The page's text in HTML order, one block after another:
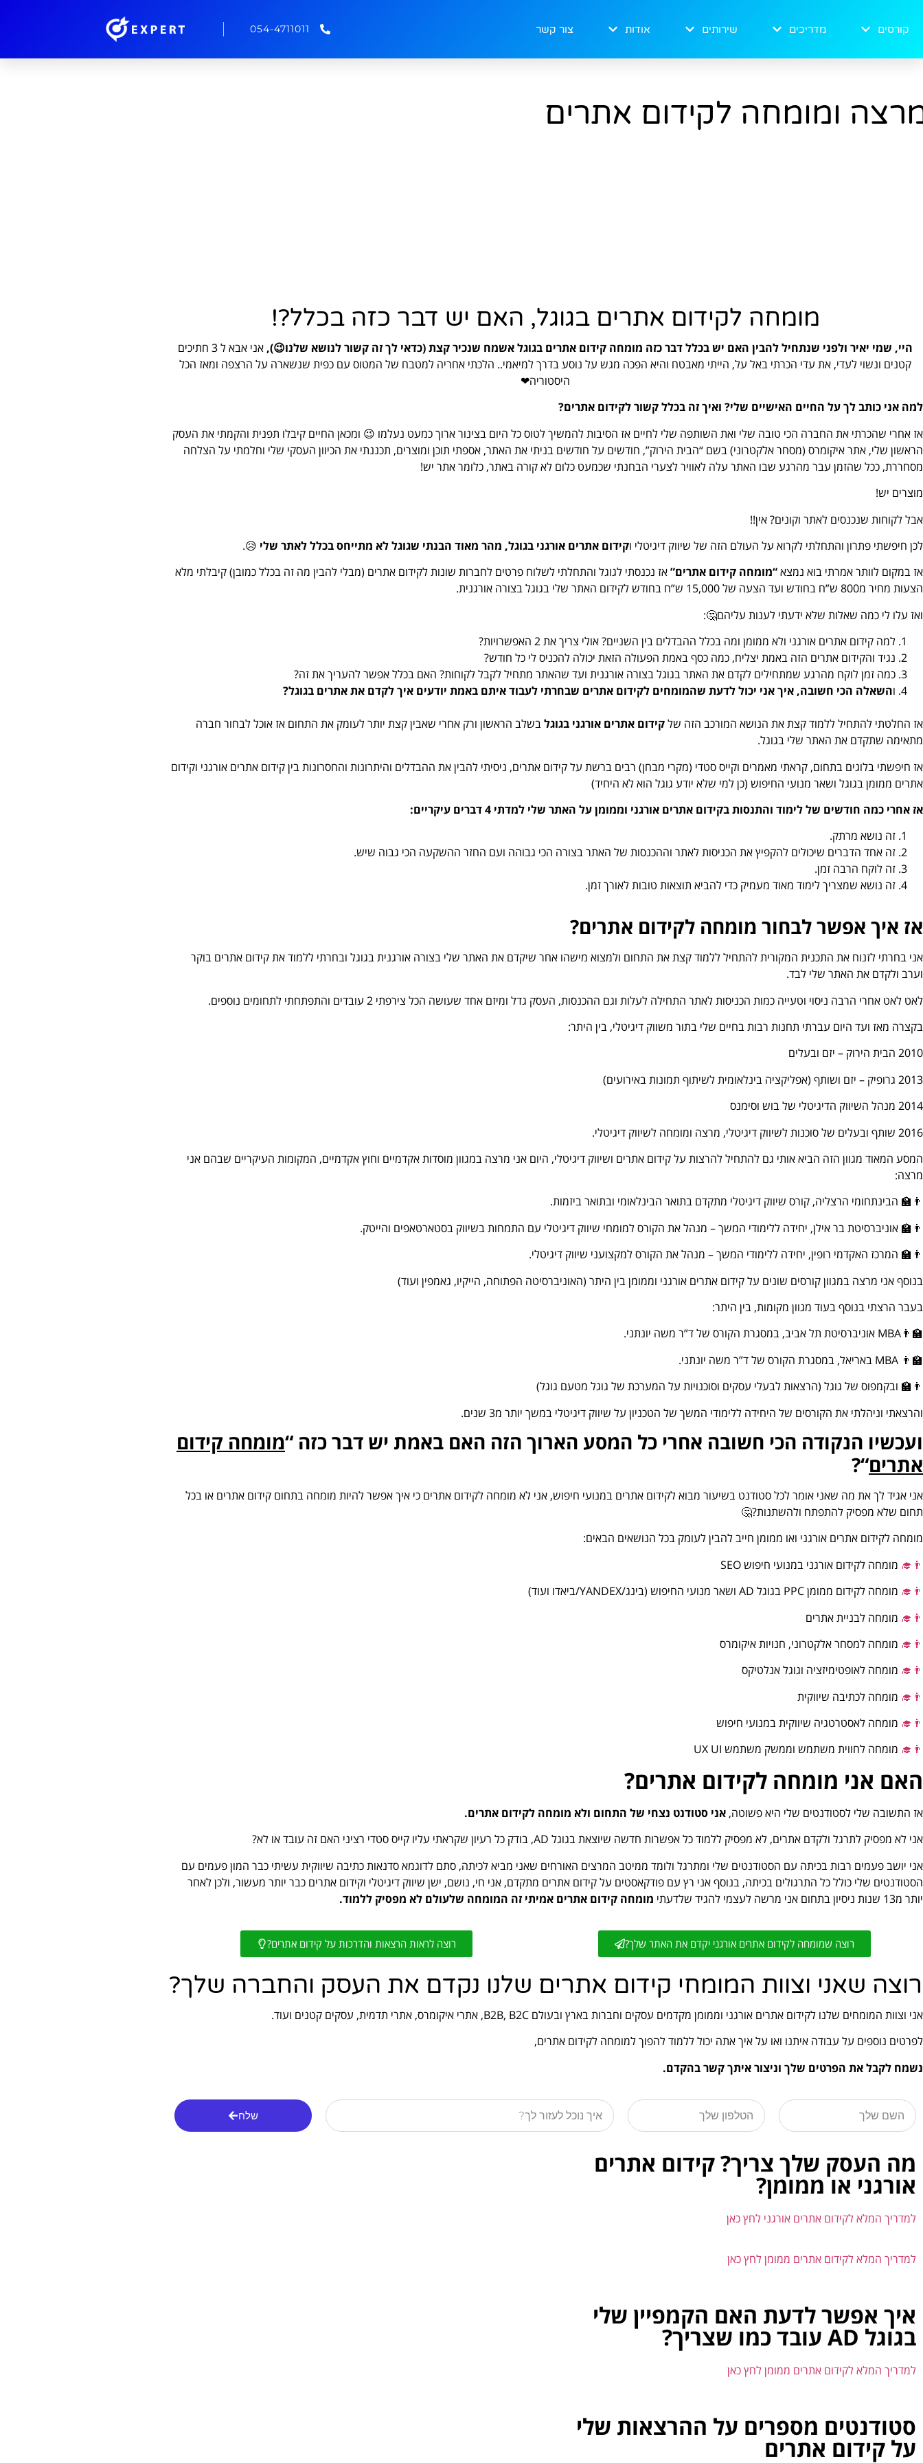
קורסים מדריכים שירותים אודות צור קשר 054-4711011
ומומחה לקידום אתרים
מומחה לקידום אתרים בגוגל, האם יש דבר כזה בכלל?!
היי, שמי יאיר ולפני שנתחיל להבין האם יש בכלל דבר כזה מומחה קידום אתרים בגוגל אשמח שנכיר קצת (כדאי לך זה קשור לנושא שלנו😉),
אני אבא ל 3 חתיכים
קטנים ונשוי לעדי, את עדי הכרתי באל על, הייתי מאבטח והיא הפכה מגש על נוסע בדרך למיאמי.. הלכתי אחריה למטבח של המטוס עם כפית שנשארה על הרצפה ומאז הכל
היסטוריה❤
למה אני כותב לך על החיים האישיים שלי? ואיך זה בכלל קשור לקידום אתרים?
אז אחרי שהכרתי את החברה הכי טובה שלי ואת השותפה שלי לחיים אז הסיבות להמשיך לטוס כל היום בצינור ארוך כמעט נעלמו 😉 ומכאן החיים קיבלו תפנית והקמתי את העסק
הראשון שלי, אתר איקומרס (מסחר אלקטרוני) בשם “הבית הירוק”, חודשים על חודשים בניתי את האתר, אספתי תוכן ומוצרים, תכננתי את הכיוון העסקי שלי וחלמתי על הצלחה
מסחררת, ככל שהזמן עבר מהרגע שבו האתר עלה לאוויר לצערי הבחנתי שכמעט כלום לא קורה באתר, כלומר אתר יש!
מוצרים יש!
אבל לקוחות שנכנסים לאתר וקונים? אין!!
לכן חיפשתי פתרון והתחלתי לקרוא על העולם הזה של שיווק דיגיטלי וקידום אתרים אורגני בגוגל, מהר מאוד הבנתי שגוגל לא מתייחס בכלל לאתר שלי 😥.
אז במקום לוותר אמרתי בוא נמצא“מומחה קידום אתרים”אז נכנסתי לגוגל והתחלתי לשלוח פרטים לחברות שונות לקידום אתרים (מבלי להבין מה זה בכלל כמובן) קיבלתי מלא
הצעות מחיר מ800 ש”ח בחודש ועד הצעה של 15,000 ש”ח בחודש לקידום האתר שלי בגוגל בצורה אורגנית.
ואז עלו לי כמה שאלות שלא ידעתי לענות עליהם🤔:
למה קידום אתרים אורגני ולא ממומן ומה בכלל ההבדלים בין השניים? אולי צריך את 2 האפשרויות?
נגיד והקידום אתרים הזה באמת יצליח, כמה כסף באמת הפעולה הזאת יכולה להכניס לי כל חודש?
כמה זמן לוקח מהרגע שמתחילים לקדם את האתר בגוגל בצורה אורגנית ועד שהאתר מתחיל לקבל לקוחות? האם בכלל אפשר להעריך את זה?
והשאלה הכי חשובה, איך אני יכול לדעת שהמומחים לקידום אתרים שבחרתי לעבוד איתם באמת יודעים איך לקדם את אתרים בגוגל?
אז החלטתי להתחיל ללמוד קצת את הנושא המורכב הזה שלקידום אתרים אורגני בגוגלבשלב הראשון ורק אחרי שאבין קצת יותר לעומק את התחום אז אוכל לבחור חברה
מתאימה שתקדם את האתר שלי בגוגל.
אז חיפשתי בלוגים בתחום, קראתי מאמרים וקייס סטדי (מקרי מבחן) רבים ברשת על קידום אתרים, ניסיתי להבין את ההבדלים והיתרונות והחסרונות בין קידום אתרים אורגני וקידום
אתרים ממומן בגוגל ושאר מנועי החיפוש (כן למי שלא יודע גוגל הוא לא היחיד)
אז אחרי כמה חודשים של לימוד והתנסות בקידום אתרים אורגני וממומן על האתר שלי למדתי 4 דברים עיקריים:
זה נושא מרתק.
זה אחד הדברים שיכולים להקפיץ את הכניסות לאתר וההכנסות של האתר בצורה הכי גבוהה ועם החזר ההשקעה הכי גבוה שיש.
זה לוקח הרבה זמן.
זה נושא שמצריך לימוד מאוד מעמיק כדי להביא תוצאות טובות לאורך זמן.
אז איך אפשר לבחור מומחה לקידום אתרים?
אני בחרתי לזנוח את התכנית המקורית להתחיל ללמוד קצת את התחום ולמצוא מישהו אחר שיקדם את האתר שלי בצורה אורגנית בגוגל ובחרתי ללמוד את קידום אתרים בוקר
וערב ולקדם את האתר שלי לבד.
לאט לאט אחרי הרבה ניסוי וטעייה כמות הכניסות לאתר התחילה לעלות וגם ההכנסות, העסק גדל ומיזם אחד שעושה הכל צירפתי 2 עובדים והתפתחתי לתחומים נוספים.
בקצרה מאז ועד היום עברתי תחנות רבות בחיים שלי בתור משווק דיגיטלי, בין היתר:
2010 הבית הירוק – יזם ובעלים
2013 גרופיק – יזם ושותף (אפליקציה בינלאומית לשיתוף תמונות באירועים)
2014 מנהל השיווק הדיגיטלי של בוש וסימנס
2016 שותף ובעלים של סוכנות לשיווק דיגיטלי, מרצה ומומחה לשיווק דיגיטלי.
המסע המאוד מגוון הזה הביא אותי גם להתחיל להרצות על קידום אתרים ושיווק דיגיטלי, היום אני מרצה במגוון מוסדות אקדמיים וחוץ אקדמיים, המקומות העיקריים שבהם אני
מרצה:
👨‍🏫 הבינתחומי הרצליה, קורס שיווק דיגיטלי מתקדם בתואר הבינלאומי ובתואר ביזמות.
👨‍🏫 אוניברסיטת בר אילן, יחידה ללימודי המשך – מנהל את הקורס למומחי שיווק דיגיטלי עם התמחות בשיווק בסטארטאפים והייטק.
👨‍🏫 המרכז האקדמי רופין, יחידה ללימודי המשך – מנהל את הקורס למקצועני שיווק דיגיטלי.
בנוסף אני מרצה במגוון קורסים שונים על קידום אתרים אורגני וממומן בין היתר (האוניברסיטה הפתוחה, הייקיו, גאמפין ועוד)
בעבר הרצתי בנוסף בעוד מגוון מקומות, בין היתר:
👨‍🏫MBA אוניברסיטת תל אביב, במסגרת הקורס של ד”ר משה יונתני.
👨‍🏫 MBA באריאל, במסגרת הקורס של ד”ר משה יונתני.
👨‍🏫 ובקמפוס של גוגל (הרצאות לבעלי עסקים וסוכנויות על המערכת של גוגל מטעם גוגל)
והרצאתי וניהלתי את הקורסים של היחידה ללימודי המשך של הטכניון על שיווק דיגיטלי במשך יותר מ3 שנים.
ועכשיו הנקודה הכי חשובה אחרי כל המסע הארוך הזה האם באמת יש דבר כזה “מומחה קידום
אתרים“?
אני אגיד לך את מה שאני אומר לכל סטודנט בשיעור מבוא לקידום אתרים במנועי חיפוש, אני לא מומחה לקידום אתרים כי איך אפשר להיות מומחה בתחום קידום אתרים או בכל
תחום שלא מפסיק להתפתח ולהשתנות?🤔
מומחה לקידום אתרים אורגני ואו ממומן חייב להבין לעומק בכל הנושאים הבאים:
👨‍🎓 מומחה לקידום אורגני במנועי חיפוש SEO
👨‍🎓 מומחה לקידום ממומן PPC בגוגל AD ושאר מנועי החיפוש (בינג/YANDEX/ביאדו ועוד)
👨‍🎓 מומחה לבניית אתרים
👨‍🎓 מומחה למסחר אלקטרוני, חנויות איקומרס
👨‍🎓 מומחה לאופטימיזציה וגוגל אנלטיקס
👨‍🎓 מומחה לכתיבה שיווקית
👨‍🎓 מומחה לאסטרטגיה שיווקית במנועי חיפוש
👨‍🎓 מומחה לחווית משתמש וממשק משתמש UX UI
האם אני מומחה לקידום אתרים?
אז התשובה שלי לסטודנטים שלי היא פשוטה, אני סטודנט נצחי של התחום ולא מומחה לקידום אתרים.
אני לא מפסיק לתרגל ולקדם אתרים, לא מפסיק ללמוד כל אפשרות חדשה שיוצאת בגוגל AD, בודק כל רעיון שקראתי עליו קייס סטדי רציני האם זה עובד או לא?
אני יושב פעמים רבות בכיתה עם הסטודנטים שלי ומתרגל ולומד ממיטב המרצים האורחים שאני מביא לכיתה, סתם לדוגמא סדנאות כתיבה שיווקית עשיתי כבר המון פעמים עם
הסטודנטים שלי כולל כל התרגולים בכיתה, בנוסף אני רץ עם פודקאסטים על קידום אתרים מתקדם, אני חי, נושם, ישן שיווק דיגיטלי וקידום אתרים כבר יותר מעשור, ולכן לאחר
יותר מ13 שנות ניסיון בתחום אני מרשה לעצמי להגיד שלדעתי
מומחה קידום אתרים אמיתי זה המומחה שלעולם לא מפסיק ללמוד.
רוצה שמומחה לקידום אתרים אורגני יקדם את האתר שלך? רוצה לראות הרצאות והדרכות על קידום אתרים?
רוצה שאני וצוות המומחי קידום אתרים שלנו נקדם את העסק והחברה שלך?
אני וצוות המומחים שלנו לקידום אתרים אורגני וממומן מקדמים עסקים וחברות בארץ ובעולם B2B, B2C, אתרי איקומרס, אתרי תדמית, עסקים קטנים ועוד.
לפרטים נוספים על עבודה איתנו ואו על איך אתה יכול ללמוד להפוך למומחה לקידום אתרים,
נשמח לקבל את הפרטים שלך וניצור איתך קשר בהקדם.
שלח
מה העסק שלך צריך? קידום אתרים
אורגני או ממומן?
למדריך המלא לקידום אתרים אורגני לחץ כאן
למדריך המלא לקידום אתרים ממומן לחץ כאן
איך אפשר לדעת האם הקמפיין שלי
בגוגל AD עובד כמו שצריך?
למדריך המלא לקידום אתרים ממומן לחץ כאן
סטודנטים מספרים על ההרצאות שלי
על קידום אתרים